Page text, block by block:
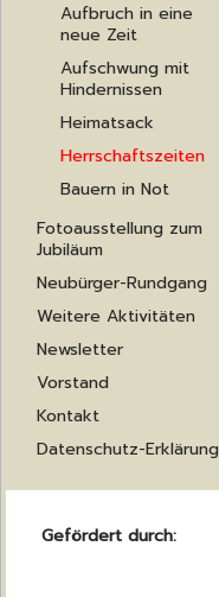
Aufbruch in eine
neue Zeit
Aufschwung mit
Hindernissen
Heimatsack
Herrschaftszeiten
Bauern in Not
Fotoausstellung zum
Jubiläum
Neubürger-Rundgang
Weitere Aktivitäten
Newsletter
Vorstand
Kontakt
Datenschutz-Erklärung
Gefördert durch: